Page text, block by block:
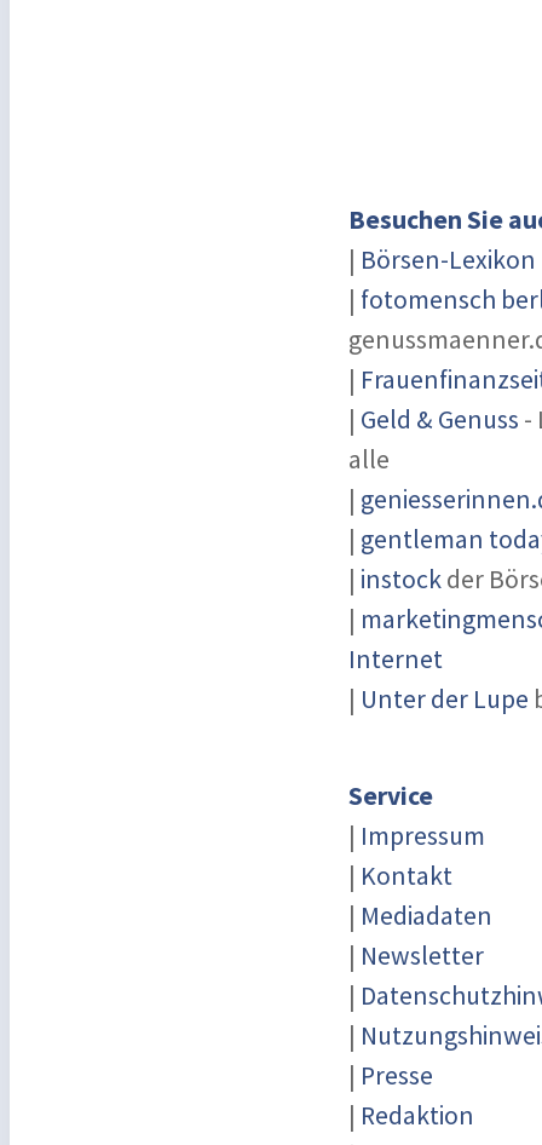
Besuchen Sie
| Börsen-Lexikon
| fotomensch
|
| Geld & Genuss -
alle
|
| gentleman
| instockder
|
Internet
| Unter der Lupe
Service
| Impressum
| Kontakt
| Mediadaten
| Newsletter
|
|
| Presse
| Redaktion